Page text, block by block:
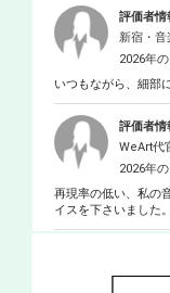
くさ天使』(04年)
記念事業として公
弦楽団＜Orchestre
ている。その他に
楽団、『外套』(03
ん』(04年)で東京都
ティフィルハーモ
評価者情
新宿・音
2026年
いつもながら、細部
評価者情
WeArt代
2026年
再現率の低い、私の
イスを下さいました